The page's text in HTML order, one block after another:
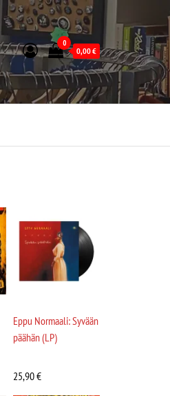
0
0,00€
Eppu Normaali: Syvään
päähän (LP)
25,90€